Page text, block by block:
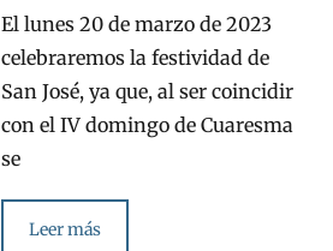
El lunes 20 de marzo de 2023
celebraremos la festividad de
San José, ya que, al ser coincidir
con el IV domingo de Cuaresma
se
Leer más